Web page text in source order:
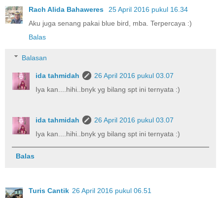
Rach Alida Bahaweres
25 April 2016 pukul 16.34
Aku juga senang pakai blue bird, mba. Terpercaya :)
Balas
Balasan
ida tahmidah
26 April 2016 pukul 03.07
Iya kan....hihi..bnyk yg bilang spt ini ternyata :)
ida tahmidah
26 April 2016 pukul 03.07
Iya kan....hihi..bnyk yg bilang spt ini ternyata :)
Balas
Turis Cantik 26 April 2016 pukul 06.51